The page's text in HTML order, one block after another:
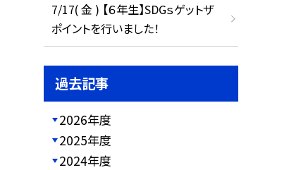
7/17( 金 ) 【６年生】SDGｓゲットザ
ポイントを行いました！
過去記事
2026年度
2025年度
2024年度